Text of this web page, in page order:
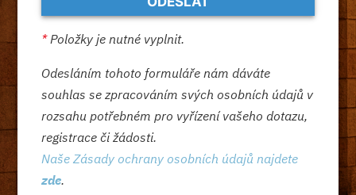
*Položky je nutné vyplnit.
Odesláním tohoto formuláře nám dáváte
souhlas se zpracováním svých osobních údajů v
rozsahu potřebném pro vyřízení vašeho dotazu,
registrace či žádosti.
Naše Zásady ochrany osobních údajů najdete
zde.